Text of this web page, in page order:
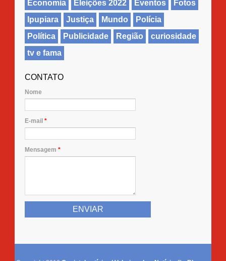
Economia
Eleições 2022 Eventos
Fotos
Ipupiara
Justiça Mundo
Polícia
Política
Publicidade Região
curiosidade
tv e fama
CONTATO
Nome
E-mail *
Mensagem *